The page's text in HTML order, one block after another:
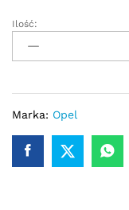
Przekładnia
kierownicza
-
Opel
Vivaro
2014
Ilość:
Marka: Opel